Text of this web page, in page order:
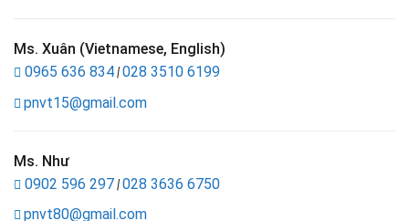
Ms. Xuân (Vietnamese, English)
0965 636 834|028 3510 6199
pnvt15@gmail.com
Ms. Như
0902 596 297|028 3636 6750
pnvt80@gmail.com